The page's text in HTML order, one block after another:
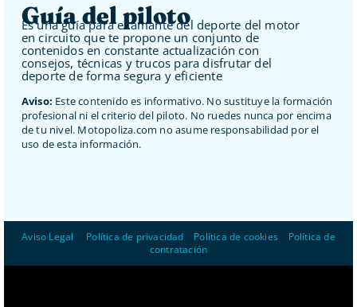
Guía del piloto
Es una guía para el amante del deporte del motor
en circuito que te propone un conjunto de
contenidos en constante actualización con
consejos, técnicas y trucos para disfrutar del
deporte de forma segura y eficiente
Aviso: Este contenido es informativo. No sustituye la formación
profesional ni el criterio del piloto. No ruedes nunca por encima
de tu nivel. Motopoliza.com no asume responsabilidad por el
uso de esta información.
Aviso Legal Política de privacidad Política de cookies
Política de
contratación